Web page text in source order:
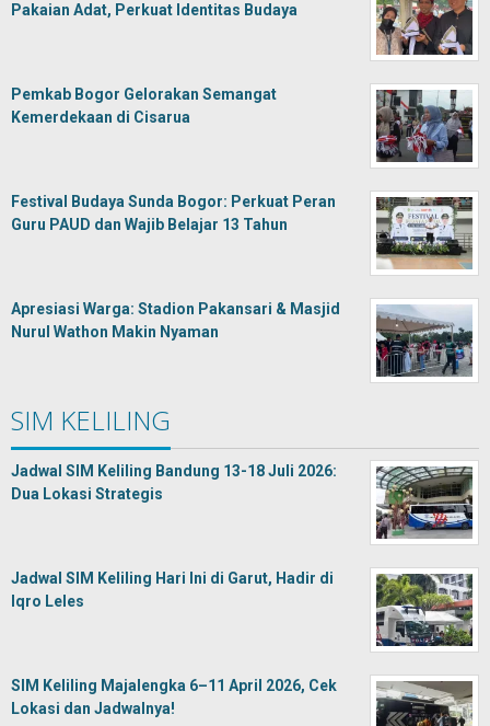
Pakaian Adat, Perkuat Identitas Budaya
Pemkab Bogor Gelorakan Semangat
Kemerdekaan di Cisarua
Festival Budaya Sunda Bogor: Perkuat Peran
Guru PAUD dan Wajib Belajar 13 Tahun
Apresiasi Warga: Stadion Pakansari & Masjid
Nurul Wathon Makin Nyaman
SIM KELILING
Jadwal SIM Keliling Bandung 13-18 Juli 2026:
Dua Lokasi Strategis
Jadwal SIM Keliling Hari Ini di Garut, Hadir di
Iqro Leles
SIM Keliling Majalengka 6–11 April 2026, Cek
Lokasi dan Jadwalnya!